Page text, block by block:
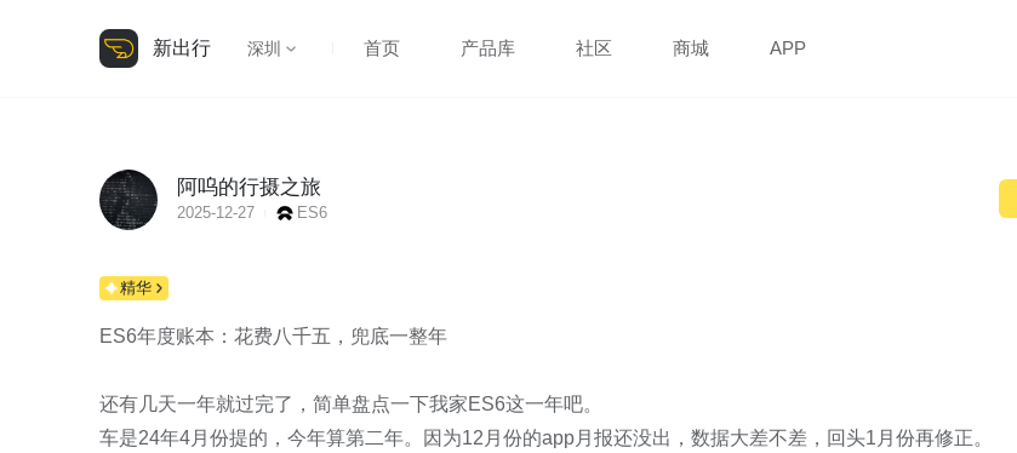
新出行 深圳 首页 产品库 社区 商城 APP
阿呜的行摄之旅
2025-12-27 ES6
精华
ES6年度账本：花费八千五，兜底一整年
还有几天一年就过完了，简单盘点一下我家ES6这一年吧。
车是24年4月份提的，今年算第二年。因为12月份的app月报还没出，数据大差不差，回头1月份再修正。